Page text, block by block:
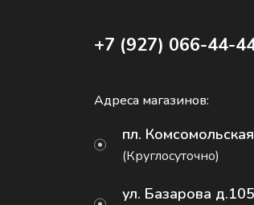
+7 (927) 066-44-
Адреса магазинов:
пл.
(Круглосуточно)
ул. Базарова д.105